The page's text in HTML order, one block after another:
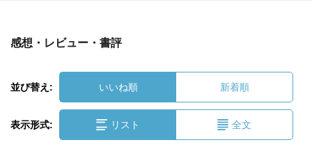
感想・レビュー・書評
並び替え: いいね順 新着順
表示形式: リスト 全文